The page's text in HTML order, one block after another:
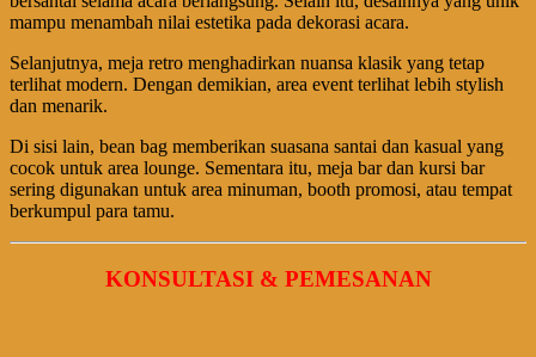
mampu menambah nilai estetika pada dekorasi acara.
Selanjutnya, meja retro menghadirkan nuansa klasik yang tetap
terlihat modern. Dengan demikian, area event terlihat lebih stylish
dan menarik.
Di sisi lain, bean bag memberikan suasana santai dan kasual yang
cocok untuk area lounge. Sementara itu, meja bar dan kursi bar
sering digunakan untuk area minuman, booth promosi, atau tempat
berkumpul para tamu.
KONSULTASI & PEMESANAN